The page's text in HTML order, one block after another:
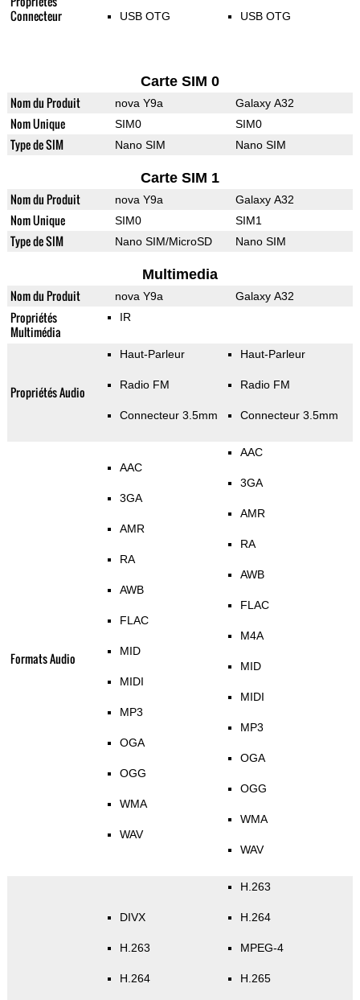
Connecteur
USB OTG USB OTG
Carte SIM 0
Nom du Produit nova Y9a Galaxy A32
Nom Unique SIM0 SIM0
Type de SIM Nano SIM Nano SIM
Carte SIM 1
Nom du Produit nova Y9a Galaxy A32
Nom Unique SIM0 SIM1
Type de SIM Nano SIM/MicroSD Nano SIM
Multimedia
Nom du Produit nova Y9a Galaxy A32
Propriétés
Multimédia
IR
Propriétés Audio
Haut-Parleur
Radio FM
Connecteur 3.5mm
Haut-Parleur
Radio FM
Connecteur 3.5mm
Formats Audio
AAC
3GA
AMR
RA
AWB
FLAC
MID
MIDI
MP3
OGA
OGG
WMA
WAV
AAC
3GA
AMR
RA
AWB
FLAC
M4A
MID
MIDI
MP3
OGA
OGG
WMA
WAV
DIVX
H.263
H.264
H.263
H.264
MPEG-4
H.265